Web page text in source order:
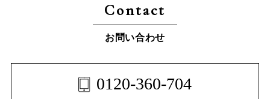
Contact
お問い合わせ
0120-360-704